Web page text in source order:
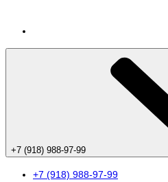
+7 (918) 988-97-99
+7 (918) 988-97-99